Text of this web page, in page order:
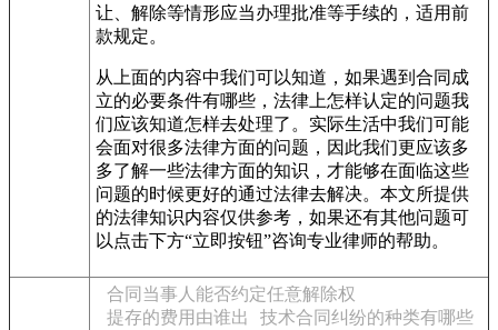
让、解除等情形应当办理批准等手续的，适用前
款规定。
从上面的内容中我们可以知道，如果遇到合同成
立的必要条件有哪些，法律上怎样认定的问题我
们应该知道怎样去处理了。实际生活中我们可能
会面对很多法律方面的问题，因此我们更应该多
多了解一些法律方面的知识，才能够在面临这些
问题的时候更好的通过法律去解决。本文所提供
的法律知识内容仅供参考，如果还有其他问题可
以点击下方“立即按钮”咨询专业律师的帮助。
合同当事人能否约定任意解除权
提存的费用由谁出
技术合同纠纷的种类有哪些